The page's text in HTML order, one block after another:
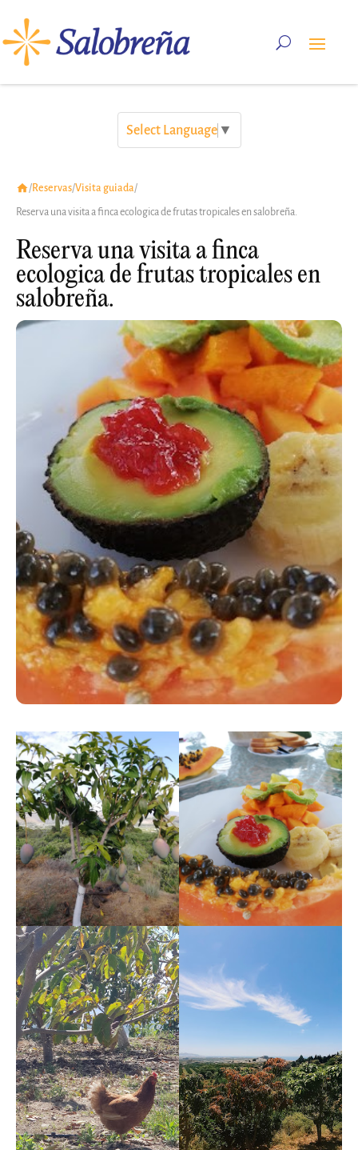
Select Language ▼
/Reservas/Visita guiada/
Reserva una visita a finca ecologica de frutas tropicales en salobreña.
Reserva una visita a finca
ecologica de frutas tropicales en
salobreña.